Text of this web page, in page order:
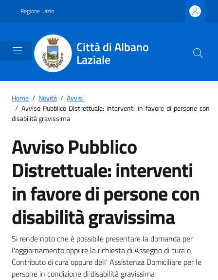
Regione Lazio
Città di Albano
Laziale
Home / Novità / Avvisi
/ Avviso Pubblico Distrettuale: interventi in favore di persone con
disabilità gravissima
Avviso Pubblico
Distrettuale: interventi
in favore di persone con
disabilità gravissima
Dettagli della notizia
Si rende noto che è possibile presentare la domanda per
l'aggiornamento oppure la richiesta di Assegno di cura o
Contributo di cura oppure dell' Assistenza Domiciliare per le
persone in condizione di disabilità gravissima